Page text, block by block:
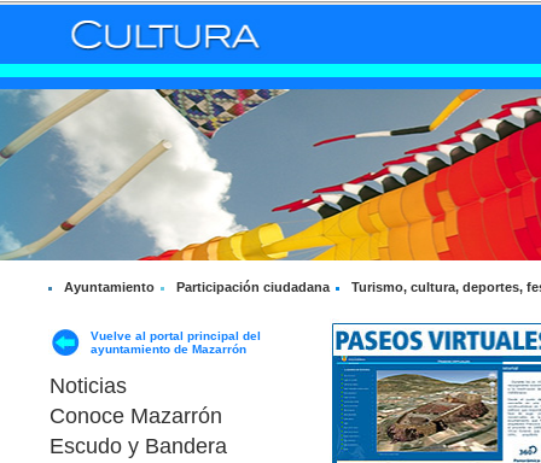
Ayuntamiento Participación ciudadana Turismo, cultura, deportes,
Vuelve al portal principal del
ayuntamiento de Mazarrón
Noticias
Conoce Mazarrón
Escudo y Bandera